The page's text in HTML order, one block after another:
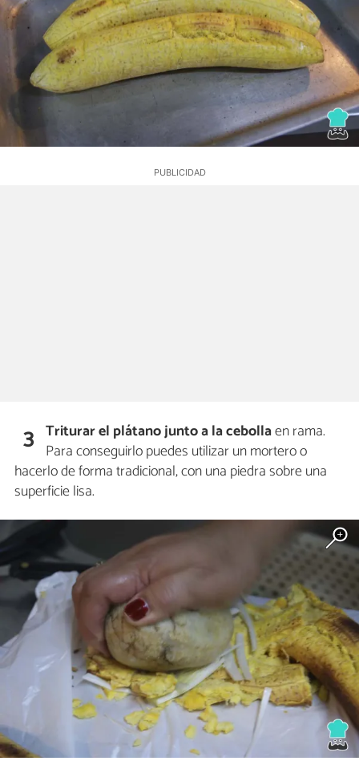
3 Triturar el plátano junto a la cebollaen rama.
Para conseguirlo puedes utilizar un mortero o
hacerlo de forma tradicional, con una piedra sobre una
superficie lisa.